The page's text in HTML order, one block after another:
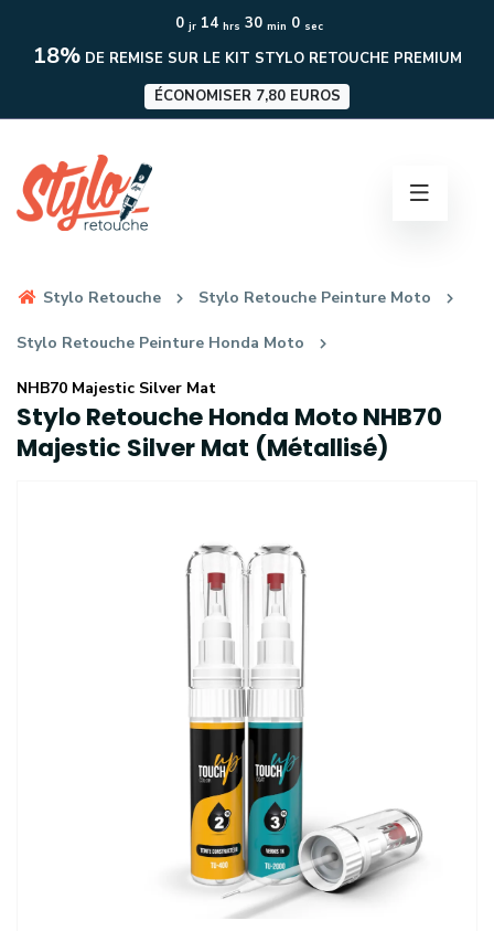
0jr14hrs29min59sec
18%DE REMISE SUR LE KIT STYLO RETOUCHE PREMIUM
ÉCONOMISER 7,80 EUROS
Stylo Retouche Stylo Retouche Peinture Moto
Stylo Retouche Peinture Honda Moto
NHB70 Majestic Silver Mat
Stylo Retouche Honda Moto NHB70
Majestic Silver Mat (Métallisé)